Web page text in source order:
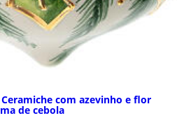
com azevinho e flor
de cebola